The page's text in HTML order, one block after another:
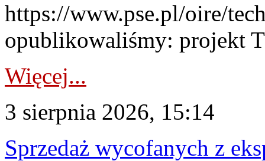
https://www.pse.pl/oire/
opublikowaliśmy: projekt
Więcej...
3 sierpnia 2026, 15:14
Sprzedaż wycofanych z